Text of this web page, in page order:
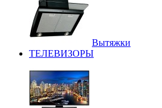
Вытяжки
ТЕЛЕВИЗОРЫ